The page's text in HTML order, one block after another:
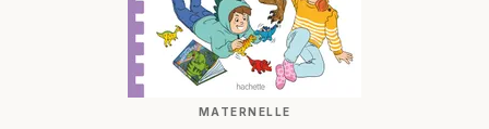
MATERNELLE